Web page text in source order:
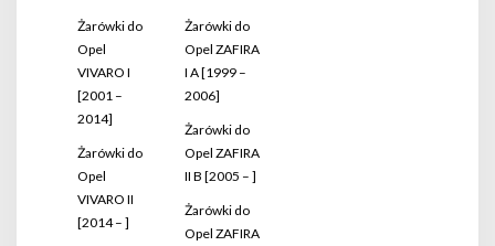
Żarówki do
Opel
VIVARO I
[2001 –
2014]
Żarówki do
Opel
VIVARO II
[2014 – ]
Żarówki do
Opel ZAFIRA
I A [1999 –
2006]
Żarówki do
Opel ZAFIRA
II B [2005 – ]
Żarówki do
Opel ZAFIRA